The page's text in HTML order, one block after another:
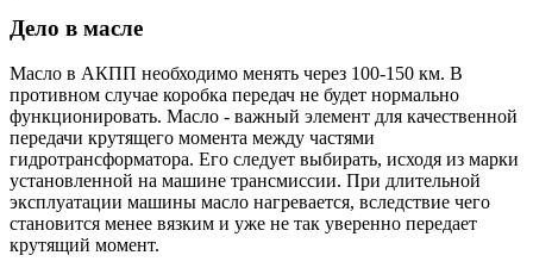
Дело в масле
Масло в АКПП необходимо менять через 100-150 км. В
противном случае коробка передач не будет нормально
функционировать. Масло - важный элемент для качественной
передачи крутящего момента между частями
гидротрансформатора. Его следует выбирать, исходя из марки
установленной на машине трансмиссии. При длительной
эксплуатации машины масло нагревается, вследствие чего
становится менее вязким и уже не так уверенно передает
крутящий момент.